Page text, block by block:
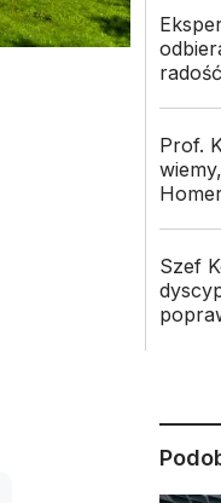
Prof.
Szef